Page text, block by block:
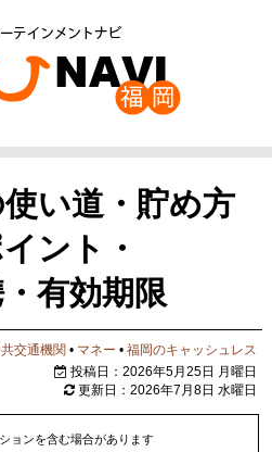
い道・貯め方
ント・
有効期限
交通機関 • マネー •福岡のキャッシュレス
投稿日：2026年5月25日 月曜日
更新日：2026年7月8日 水曜日
ョンを含む場合があります